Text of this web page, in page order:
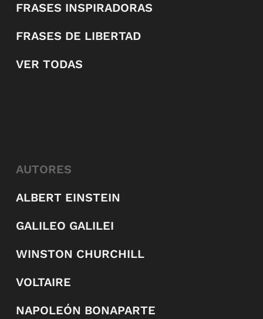
FRASES INSPIRADORAS
FRASES DE LIBERTAD
VER TODAS
AUTORES
ALBERT EINSTEIN
GALILEO GALILEI
WINSTON CHURCHILL
VOLTAIRE
NAPOLEÓN BONAPARTE